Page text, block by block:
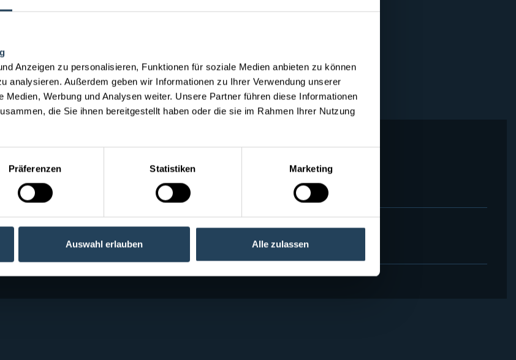
Anzeigen zu personalisieren, Funktionen für soziale Medien anbieten zu können
analysieren. Außerdem geben wir Informationen zu Ihrer Verwendung unserer
Medien, Werbung und Analysen weiter. Unsere Partner führen diese Informationen
die Sie ihnen bereitgestellt haben oder die sie im Rahmen Ihrer Nutzung
Präferenzen Statistiken Marketing
Auswahl erlauben Alle zulassen
internationales et aux exigences individuelles
classe de résistance B.